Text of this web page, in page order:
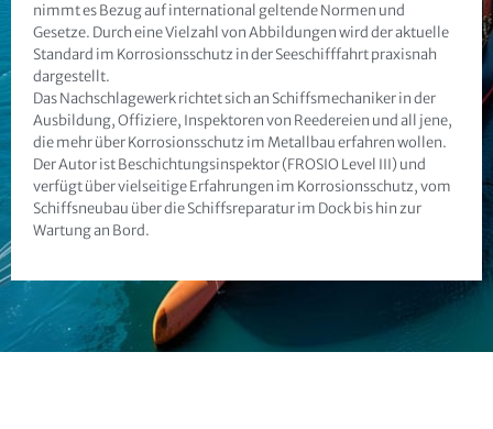
nimmt es Bezug auf international geltende Normen und
Gesetze. Durch eine Vielzahl von Abbildungen wird der aktuelle
Standard im Korrosionsschutz in der Seeschifffahrt praxisnah
dargestellt.
Das Nachschlagewerk richtet sich an Schiffsmechaniker in der
Ausbildung, Offiziere, Inspektoren von Reedereien und all jene,
die mehr über Korrosionsschutz im Metallbau erfahren wollen.
Der Autor ist Beschichtungsinspektor (FROSIO Level III) und
verfügt über vielseitige Erfahrungen im Korrosionsschutz, vom
Schiffsneubau über die Schiffsreparatur im Dock bis hin zur
Wartung an Bord.